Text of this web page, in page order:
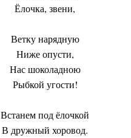
Ёлочка, звени,
Ветку нарядную
Ниже опусти,
Нас шоколадною
Рыбкой угости!
Встанем под ёлочкой
В дружный хоровод.